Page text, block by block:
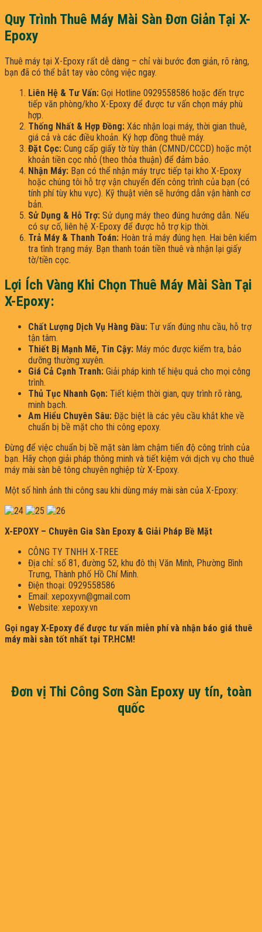
Quy Trình Thuê Máy Mài Sàn Đơn Giản Tại X-
Epoxy
Thuê máy tại X-Epoxy rất dễ dàng – chỉ vài bước đơn giản, rõ ràng,
bạn đã có thể bắt tay vào công việc ngay.
Liên Hệ & Tư Vấn: Gọi Hotline 0929558586 hoặc đến trực
tiếp văn phòng/kho X-Epoxy để được tư vấn chọn máy phù
hợp.
Thống Nhất & Hợp Đồng: Xác nhận loại máy, thời gian thuê,
giá cả và các điều khoản. Ký hợp đồng thuê máy.
Đặt Cọc: Cung cấp giấy tờ tùy thân (CMND/CCCD) hoặc một
khoản tiền cọc nhỏ (theo thỏa thuận) để đảm bảo.
Nhận Máy: Bạn có thể nhận máy trực tiếp tại kho X-Epoxy
hoặc chúng tôi hỗ trợ vận chuyển đến công trình của bạn (có
tính phí tùy khu vực). Kỹ thuật viên sẽ hướng dẫn vận hành cơ
bản.
Sử Dụng & Hỗ Trợ: Sử dụng máy theo đúng hướng dẫn. Nếu
có sự cố, liên hệ X-Epoxy để được hỗ trợ kịp thời.
Trả Máy & Thanh Toán: Hoàn trả máy đúng hẹn. Hai bên kiểm
tra tình trạng máy. Bạn thanh toán tiền thuê và nhận lại giấy
tờ/tiền cọc.
Lợi Ích Vàng Khi Chọn Thuê Máy Mài Sàn Tại
X-Epoxy:
Chất Lượng Dịch Vụ Hàng Đầu: Tư vấn đúng nhu cầu, hỗ trợ
tận tâm.
Thiết Bị Mạnh Mẽ, Tin Cậy: Máy móc được kiểm tra, bảo
dưỡng thường xuyên.
Giá Cả Cạnh Tranh: Giải pháp kinh tế hiệu quả cho mọi công
trình.
Thủ Tục Nhanh Gọn: Tiết kiệm thời gian, quy trình rõ ràng,
minh bạch.
Am Hiểu Chuyên Sâu: Đặc biệt là các yêu cầu khắt khe về
chuẩn bị bề mặt cho thi công epoxy.
Đừng để việc chuẩn bị bề mặt sàn làm chậm tiến độ công trình của
bạn. Hãy chọn giải pháp thông minh và tiết kiệm với dịch vụ cho thuê
máy mài sàn bê tông chuyên nghiệp từ X-Epoxy.
Một số hình ảnh thi công sau khi dùng máy mài sàn của X-Epoxy:
X-EPOXY – Chuyên Gia Sàn Epoxy & Giải Pháp Bề Mặt
CÔNG TY TNHH X-TREE
Địa chỉ: số 81, đường 52, khu đô thị Văn Minh, Phường Bình
Trưng, Thành phố Hồ Chí Minh.
Điện thoại: 0929558586
Email: xepoxyvn@gmail.com
Website: xepoxy.vn
Gọi ngay X-Epoxy để được tư vấn miễn phí và nhận báo giá thuê
máy mài sàn tốt nhất tại TP.HCM!
Đơn vị Thi Công Sơn Sàn Epoxy uy tín, toàn
quốc